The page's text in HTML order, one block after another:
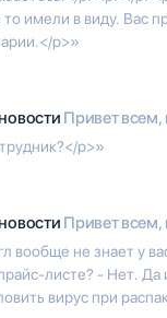
то имели в виду. Вас
p>»
Привет всем,
p>»
Привет всем,
вообще не знает у
листе? - Нет.
вирус при